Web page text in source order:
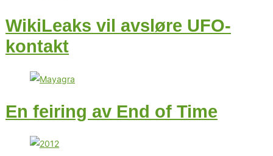
WikiLeaks vil avsløre UFO-
kontakt
En feiring av End of Time